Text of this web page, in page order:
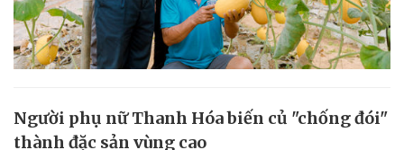
Người phụ nữ Thanh Hóa biến củ "chống đói"
thành đặc sản vùng cao